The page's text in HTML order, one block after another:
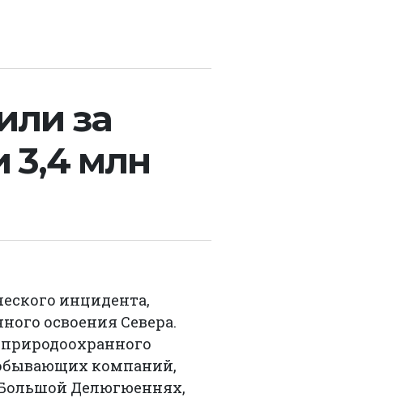
за
3,4 млн
инцидента,
освоения Севера.
компаний,
Делюгюеннях,